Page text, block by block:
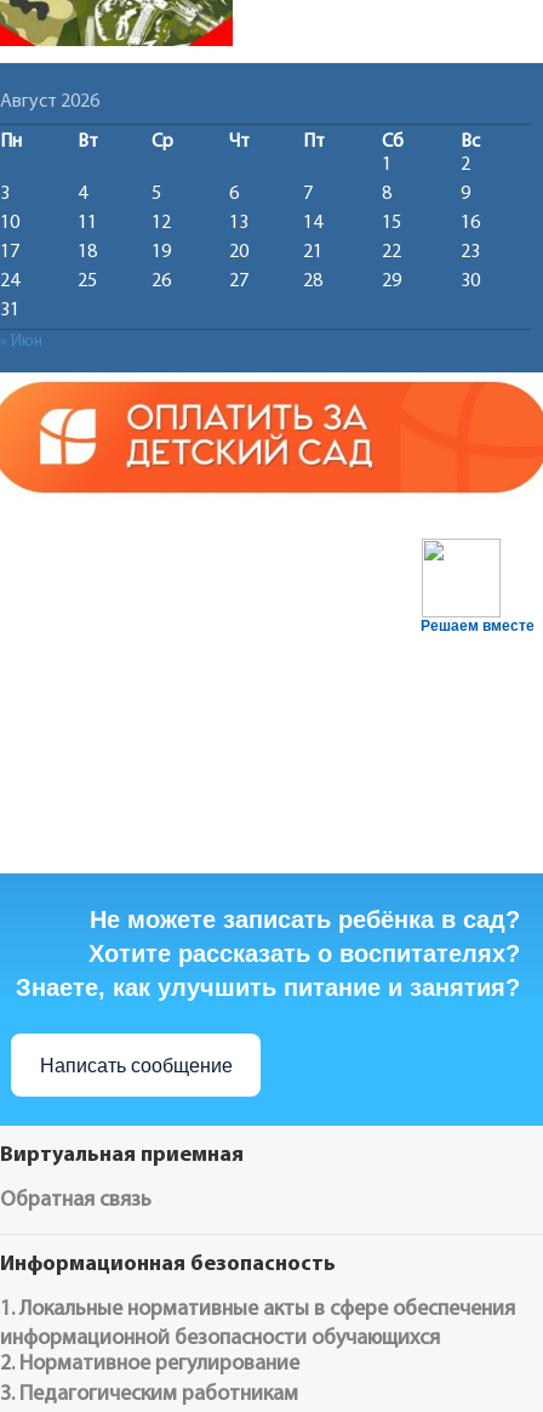
Август 2026
Пн Вт Ср Чт Пт Сб
Вс
1
2
3
4 5 6 7 8
9
10
11 12 13 14 15
16
17
18 19 20 21 22
23
24
25 26 27 28 29
30
31
« Июн
Решаем вместе
Не можете записать ребёнка в сад?
Хотите рассказать о воспитателях?
Знаете, как улучшить питание и занятия?
Написать сообщение
Виртуальная приемная
Обратная связь
Информационная безопасность
1. Локальные нормативные акты в сфере обеспечения
информационной безопасности обучающихся
2. Нормативное регулирование
3. Педагогическим работникам